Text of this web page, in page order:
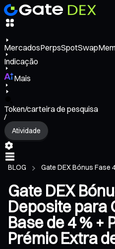
MercadosPerpsSpotSwap
Indicação
Mais
Token/carteira de pesquisa
/
Atividade
BLOG Gate DEX Bónus Fase
Gate DEX
Deposite para
Base de 4 % +
Prémio Extra